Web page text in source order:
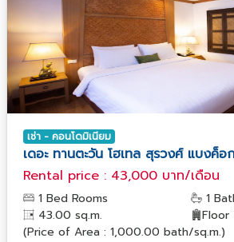
เช่า - คอนโดมิเนียม
เดอะ ทานตะวัน โฮเทล สุรวงศ์ แบงค็อ
Rental price : 43,000 บาท/เดือน
1 Bed Rooms
1
43.00 sq.m.
Floor
(Price of Area : 1,000.00 bath/sq.m.)